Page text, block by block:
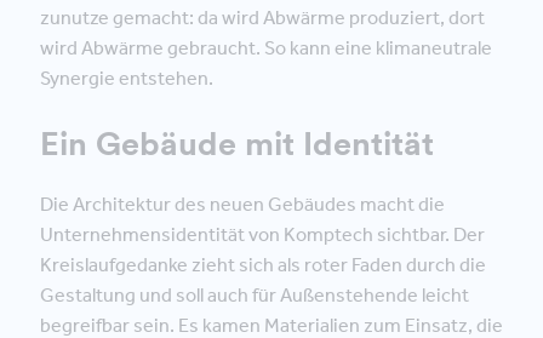
zunutze gemacht: da wird Abwärme produziert, dort
wird Abwärme gebraucht. So kann eine klimaneutrale
Synergie entstehen.
Ein Gebäude mit Identität
Die Architektur des neuen Gebäudes macht die
Unternehmensidentität von Komptech sichtbar. Der
Kreislaufgedanke zieht sich als roter Faden durch die
Gestaltung und soll auch für Außenstehende leicht
begreifbar sein. Es kamen Materialien zum Einsatz, die